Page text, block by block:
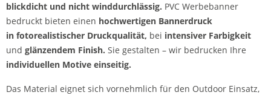
blickdicht und nicht winddurchlässig. PVC Werbebanner
bedruckt bieten einen hochwertigen Bannerdruck
in fotorealistischer Druckqualität, bei intensiver Farbigkeit
und glänzendem Finish. Sie gestalten – wir bedrucken Ihre
individuellen Motive einseitig.
Das Material eignet sich vornehmlich für den Outdoor Einsatz,